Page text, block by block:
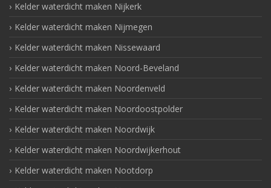
Kelder waterdicht maken Nijkerk
Kelder waterdicht maken Nijmegen
Kelder waterdicht maken Nissewaard
Kelder waterdicht maken Noord-Beveland
Kelder waterdicht maken Noordenveld
Kelder waterdicht maken Noordoostpolder
Kelder waterdicht maken Noordwijk
Kelder waterdicht maken Noordwijkerhout
Kelder waterdicht maken Nootdorp